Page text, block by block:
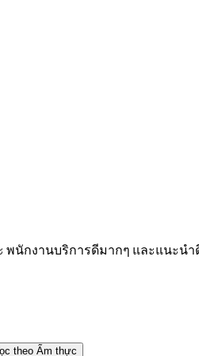
พนักงานบริการดีมากๆ และแนะนำ
theo Ẩm thực